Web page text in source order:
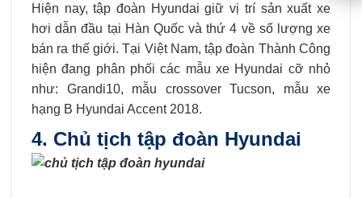
Hiện nay, tập đoàn Hyundai giữ vị trí sản xuất xe
hơi dẫn đầu tại Hàn Quốc và thứ 4 về số lượng xe
bán ra thế giới. Tại Việt Nam, tập đoàn Thành Công
hiện đang phân phối các mẫu xe Hyundai cỡ nhỏ
như: Grandi10, mẫu crossover Tucson, mẫu xe
hạng B Hyundai Accent 2018.
4. Chủ tịch tập đoàn Hyundai